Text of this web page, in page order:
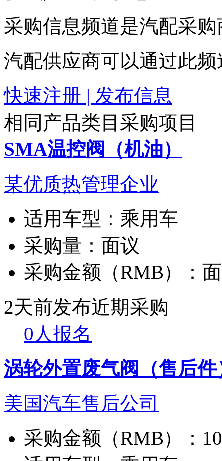
采购信息频道是汽配采
汽配供应商可以通过此
快速注册 | 发布信息
相同产品类目采购项目
SMA温控阀（机油）
某优质热管理企业
适用车型： 乘用车
采购量： 面议
采购金额（RMB）：
2天前发布近期采购
0人报名
涡轮外置废气阀（售后件
美国汽车售后公司
采购金额（RMB）：